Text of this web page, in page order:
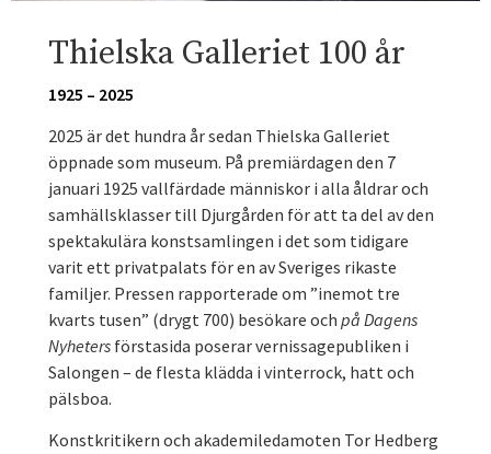
Thielska Galleriet 100 år
1925 – 2025
2025 är det hundra år sedan Thielska Galleriet
öppnade som museum. På premiärdagen den 7
januari 1925 vallfärdade människor i alla åldrar och
samhällsklasser till Djurgården för att ta del av den
spektakulära konstsamlingen i det som tidigare
varit ett privatpalats för en av Sveriges rikaste
familjer. Pressen rapporterade om ”inemot tre
kvarts tusen” (drygt 700) besökare ochpå Dagens
Nyheters förstasida poserar vernissagepubliken i
Salongen – de flesta klädda i vinterrock, hatt och
pälsboa.
Konstkritikern och akademiledamoten Tor Hedberg